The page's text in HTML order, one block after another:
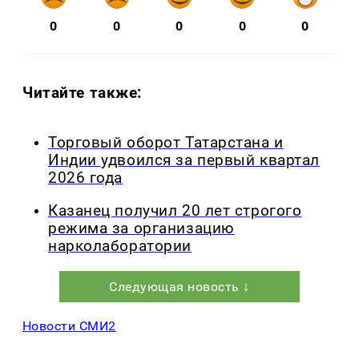
0 0 0 0 0
Читайте также:
Торговый оборот Татарстана и
Индии удвоился за первый квартал
2026 года
Казанец получил 20 лет строгого
режима за организацию
нарколаборатории
Следующая новость ↓
Новости СМИ2